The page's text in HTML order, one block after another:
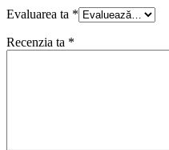
Evaluarea ta *
Recenzia ta *